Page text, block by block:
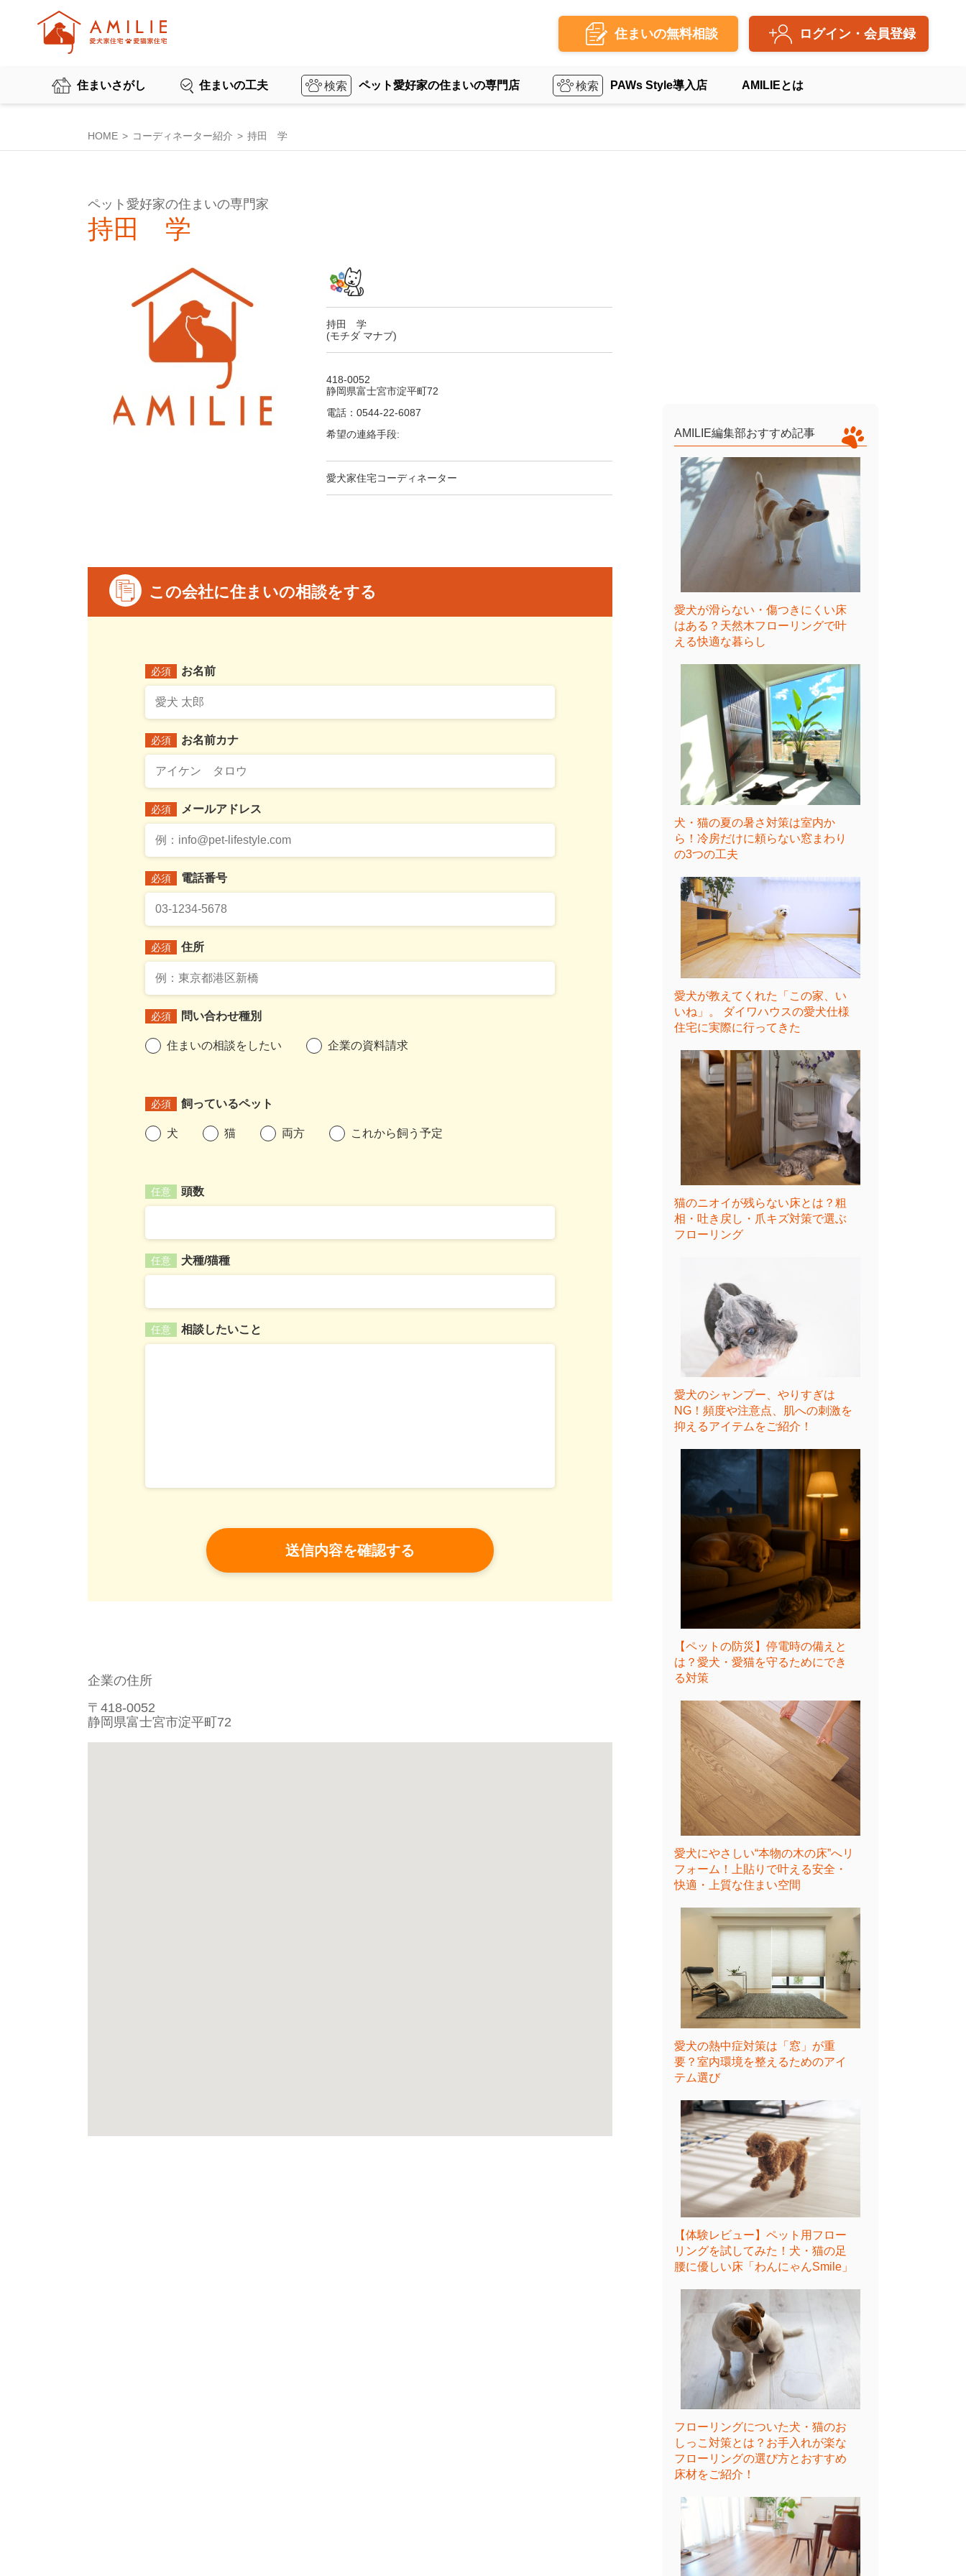
住まいの無料相談 ログイン・会員登録
住まいさがし 住まいの工夫 ペット愛好家の住まいの専門店 PAWs Style導入店 AMILIEとは
HOME コーディネーター紹介 持田 学
ペット愛好家の住まいの専門家
持田 学
持田 学
(モチダ マナブ)
418-0052
静岡県富士宮市淀平町72
電話：0544-22-6087
希望の連絡手段:
愛犬家住宅コーディネーター
この会社に住まいの相談をする
必須 お名前
必須 お名前カナ
必須 メールアドレス
必須 電話番号
必須 住所
必須 問い合わせ種別
住まいの相談をしたい 企業の資料請求
必須 飼っているペット
犬 猫 両方 これから飼う予定
任意 頭数
任意 犬種/猫種
任意 相談したいこと
企業の住所
〒418-0052
静岡県富士宮市淀平町72
AMILIE編集部おすすめ記事
愛犬が滑らない・傷つきにくい床
はある？天然木フローリングで叶
える快適な暮らし
犬・猫の夏の暑さ対策は室内か
ら！冷房だけに頼らない窓まわり
の3つの工夫
愛犬が教えてくれた「この家、い
いね」。 ダイワハウスの愛犬仕様
住宅に実際に行ってきた
猫のニオイが残らない床とは？粗
相・吐き戻し・爪キズ対策で選ぶ
フローリング
愛犬のシャンプー、やりすぎは
NG！頻度や注意点、肌への刺激を
抑えるアイテムをご紹介！
【ペットの防災】停電時の備えと
は？愛犬・愛猫を守るためにでき
る対策
愛犬にやさしい“本物の木の床”へリ
フォーム！上貼りで叶える安全・
快適・上質な住まい空間
愛犬の熱中症対策は「窓」が重
要？室内環境を整えるためのアイ
テム選び
【体験レビュー】ペット用フロー
リングを試してみた！犬・猫の足
腰に優しい床「わんにゃんSmile」
フローリングについた犬・猫のお
しっこ対策とは？お手入れが楽な
フローリングの選び方とおすすめ
床材をご紹介！